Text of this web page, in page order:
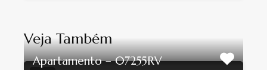
Veja Também
Apartamento – 07255RV